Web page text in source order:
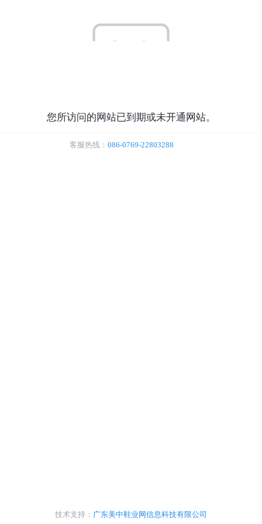
您所访问的网站已到期或未开通网站。
客服热线： 086-0769-22803288
技术支持： 广东美中鞋业网信息科技有限公司